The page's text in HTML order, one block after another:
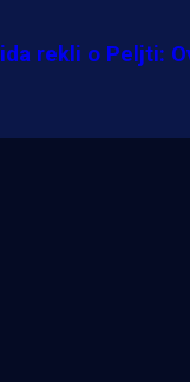
rekli o Peljti: